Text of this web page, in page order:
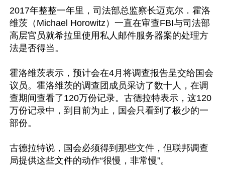
2017年整整一年里，司法部总监察长迈克尔．霍洛
维茨（Michael Horowitz）一直在审查FBI与司法部
高层官员就希拉里使用私人邮件服务器案的处理方
法是否得当。
霍洛维茨表示，预计会在4月将调查报告呈交给国会
议员。霍洛维茨的调查团成员采访了数十人，在调
查期间查看了120万份记录。古德拉特表示，这120
万份记录中，到目前为止，国会只看到了极少的一
部份。
古德拉特说，国会必须得到那些文件，但联邦调查
局提供这些文件的动作“很慢，非常慢”。